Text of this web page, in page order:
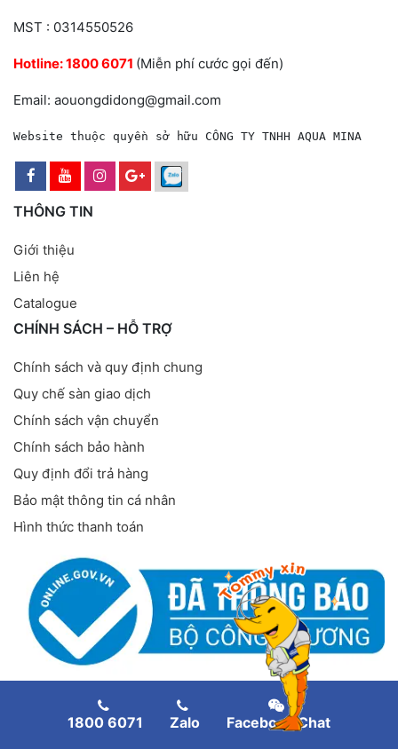
MST : 0314550526
Hotline:1800 6071 (Miễn phí cước gọi đến)
Email: aouongdidong@gmail.com
Website thuộc quyền sở hữu CÔNG TY TNHH AQUA MINA
THÔNG TIN
Giới thiệu
Liên hệ
Catalogue
CHÍNH SÁCH – HỖ TRỢ
Chính sách và quy định chung
Quy chế sàn giao dịch
Chính sách vận chuyển
Chính sách bảo hành
Quy định đổi trả hàng
Bảo mật thông tin cá nhân
Hình thức thanh toán
1800 6071
Zalo Facebook Chat